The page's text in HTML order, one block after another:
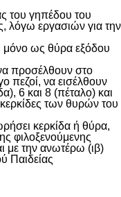
του γηπέδου του
λόγω εργασιών για την
μόνο ως θύρα εξόδου
προσέλθουν στο
πεζοί, να εισέλθουν
6 και 8 (πέταλο) και
κερκίδες των θυρών του
κερκίδα ή θύρα,
φιλοξενούμενης
την ανωτέρω (ιβ)
Παιδείας